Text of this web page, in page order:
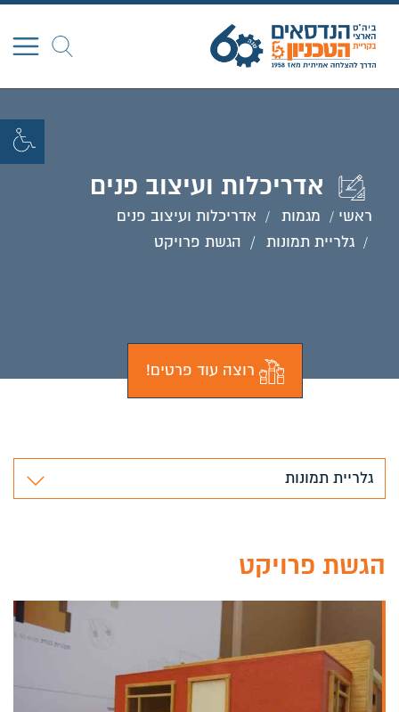
חפש
אדריכלות ועיצוב פנים
ראשי מגמות
אדריכלות ועיצוב פנים
גלריית תמונות
הגשת פרויקט
רוצה עוד פרטים!
גלריית תמונות
הגשת פרויקט